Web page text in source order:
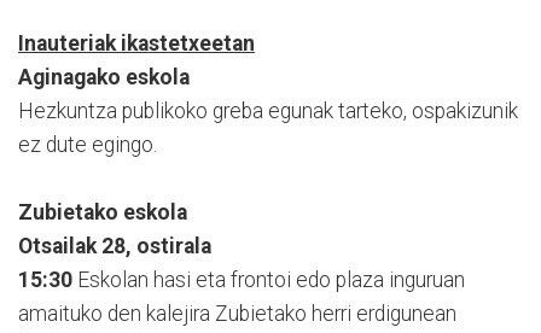
Inauteriak ikastetxeetan
Aginagako eskola
Hezkuntza publikoko greba egunak tarteko, ospakizunik
ez dute egingo.
Zubietako eskola
Otsailak 28, ostirala
15:30 Eskolan hasi eta frontoi edo plaza inguruan
amaituko den kalejira Zubietako herri erdigunean